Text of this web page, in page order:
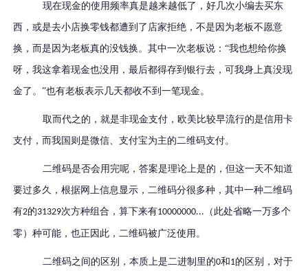
现在现金的使用频率真是越来越低了，好几次小编去买东
西，或是去小店换零钱都遭到了店家拒绝，不是因为老板不愿意
换，而是因为老板真的没钱换。其中一次老板说：“我也想给你换
呀，我这拿着现金也没用，最后都得存到银行去，可我身上真没现
金了。”也有老板表示几天都收不到一笔现金。
取而代之的，就是非现金支付，欧美比较早流行的是信用卡
支付，而我国则是微信、支付宝为主的二维码支付。
二维码是否会用完呢，答案是理论上是的，但这一天不知道
要过多久，根据网上信息显示，二维码分很多种，其中一种二维码
有2的31329次方种组合，算下来有10000000... （此处省略一万多个
零）种可能，也正因此，二维码被广泛使用。
二维码之间的区别，本质上是二进制里的0和 1的区别，对于